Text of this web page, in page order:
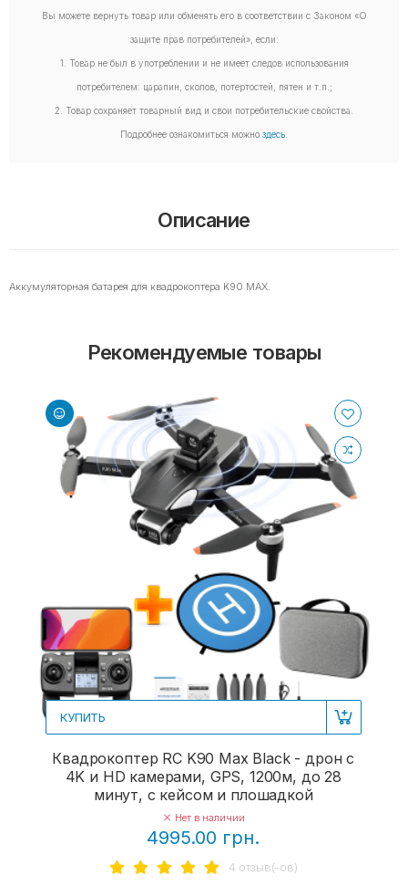
Вы можете вернуть товар или обменять его в соответствии с Законом «О
защите прав потребителей», если:
1. Товар не был в употреблении и не имеет следов использования
потребителем: царапин, сколов, потертостей, пятен и т.п.;
2. Товар сохраняет товарный вид и свои потребительские свойства.
Подробнее ознакомиться можно здесь
Описание
Аккумуляторная батарея для квадрокоптера K90 MAX.
Рекомендуемые товары
КУПИТЬ
Квадрокоптер RC K90 Max Black - дрон с
4K и HD камерами, GPS, 1200м, до 28
минут, с кейсом и плошадкой
Нет в наличии
4995.00 грн.
4 отзыв(-ов)